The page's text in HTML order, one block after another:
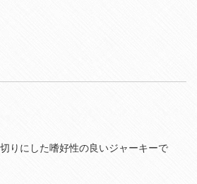
りにした嗜好性の良いジャーキーで